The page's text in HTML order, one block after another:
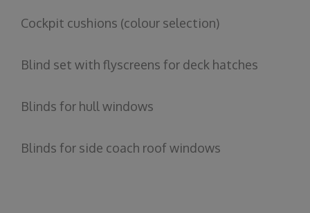
Cockpit cushions (colour selection)
Blind set with flyscreens for deck hatches
Blinds for hull windows
Blinds for side coach roof windows